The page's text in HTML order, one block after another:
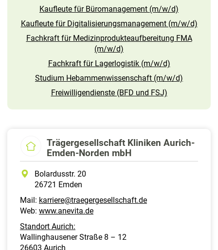
Kaufleute für Büromanagement (m/w/d)
Kaufleute für Digitalisierungsmanagement (m/w/d)
Fachkraft für Medizinprodukteaufbereitung FMA
(m/w/d)
Fachkraft für Lagerlogistik (m/w/d)
Studium Hebammenwissenschaft (m/w/d)
Freiwilligendienste (BFD und FSJ)
Trägergesellschaft Kliniken Aurich-
Emden-Norden mbH
Bolardusstr. 20
26721 Emden
Mail: karriere@traegergesellschaft.de
Web: www.anevita.de
Standort Aurich:
Wallinghausener Straße 8 – 12
26603 Aurich